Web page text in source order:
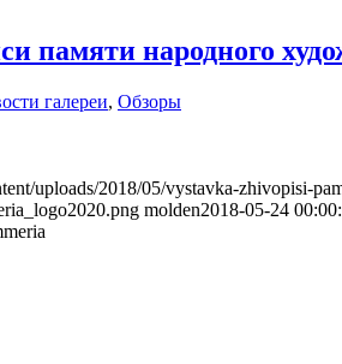
памяти народного
галереи, Обзоры
uploads/2018/05/vystavka-zhivopisi-
molden2018-05-24